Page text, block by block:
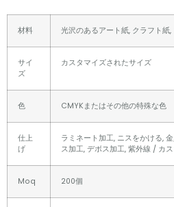
材料 光沢のあるアート紙, クラフト紙
サイ
ズ
カスタマイズされたサイズ
色 CMYKまたはその他の特殊な色
仕上
げ
ラミネート加工, ニスをかける,
ス加工, デボス加工, 紫外線 / カ
Moq 200個